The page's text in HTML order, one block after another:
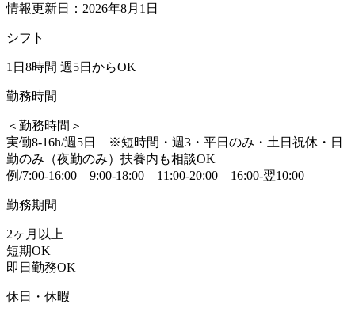
情報更新日：2026年8月1日
シフト
1日8時間 週5日からOK
勤務時間
＜勤務時間＞
実働8-16h/週5日 ※短時間・週3・平日のみ・土日祝休・日
勤のみ（夜勤のみ）扶養内も相談OK
例/7:00-16:00 9:00-18:00 11:00-20:00 16:00-翌10:00
勤務期間
2ヶ月以上
短期OK
即日勤務OK
休日・休暇